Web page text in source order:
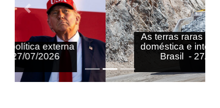
As terras raras nas agendas
doméstica e internacional do
Brasil - 27/07/2026
Anterior Próximo